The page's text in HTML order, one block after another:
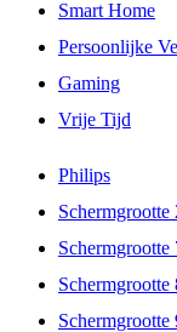
Smart Home
Persoonlijke
Gaming
Vrije Tijd
Philips
Schermgrootte
Schermgrootte
Schermgrootte
Schermgrootte